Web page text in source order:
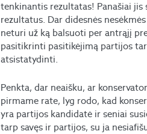
tenkinantis rezultatas! Panašiai
rezultatus. Dar didesnės
neturi už ką balsuoti per antrąjį
pasitikrinti pasitikėjimą partijos
atsistatydinti.
Penkta, dar neaišku, ar
pirmame rate, lyg rodo, kad
yra partijos kandidatė ir seniai
tarp savęs ir partijos, su ja